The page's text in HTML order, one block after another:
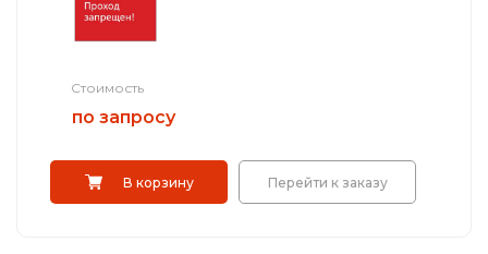
Стоимость
по запросу
В корзину Перейти к заказу